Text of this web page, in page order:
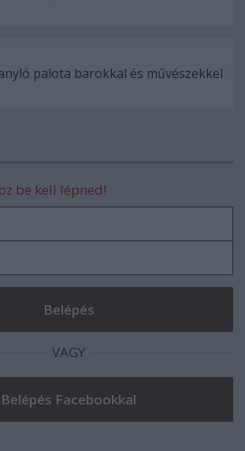
palota barokkal és művészekkel
be kell lépned!
VAGY